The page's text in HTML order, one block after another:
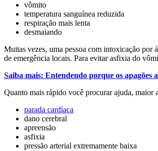
vômito
temperatura sanguínea reduzida
respiração mais lenta
desmaiando
Muitas vezes, uma pessoa com intoxicação por
de emergência locais. Para evitar asfixia do
Saiba mais: Entendendo porque os apagões
Quanto mais rápido você procurar ajuda, maior
parada cardíaca
dano cerebral
apreensão
asfixia
pressão arterial extremamente baixa